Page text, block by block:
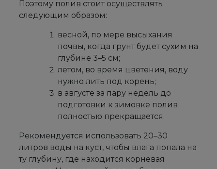
Поэтому полив стоит осуществлять
следующим образом:
весной, по мере высыхания
почвы, когда грунт будет сухим на
глубине 3–5 см;
летом, во время цветения, воду
нужно лить под корень;
в августе за пару недель до
подготовки к зимовке полив
полностью прекращается.
Рекомендуется использовать 20–30
литров воды на куст, чтобы влага попала на
ту глубину, где находится корневая